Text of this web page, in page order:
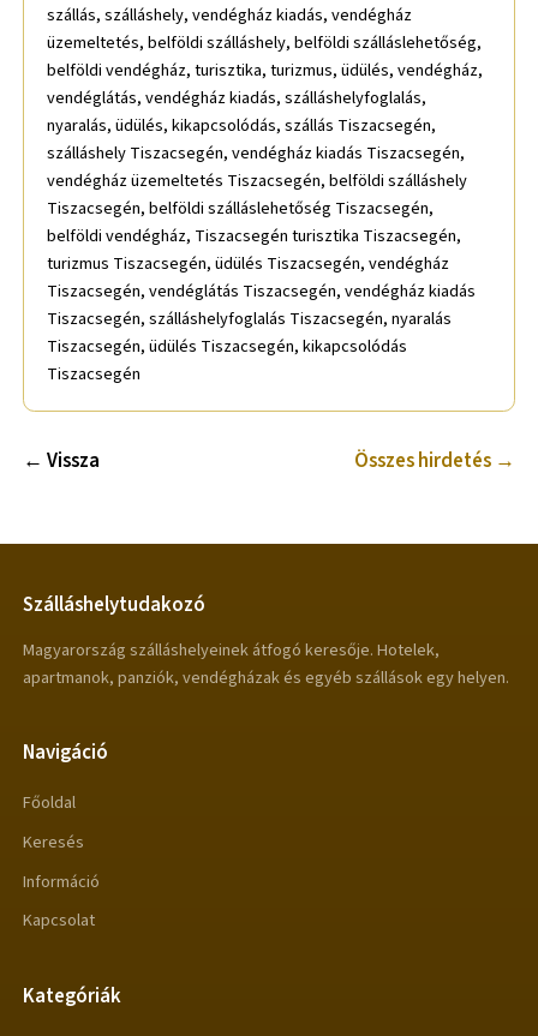
szállás, szálláshely, vendégház kiadás, vendégház
üzemeltetés, belföldi szálláshely, belföldi szálláslehetőség,
belföldi vendégház, turisztika, turizmus, üdülés, vendégház,
vendéglátás, vendégház kiadás, szálláshelyfoglalás,
nyaralás, üdülés, kikapcsolódás, szállás Tiszacsegén,
szálláshely Tiszacsegén, vendégház kiadás Tiszacsegén,
vendégház üzemeltetés Tiszacsegén, belföldi szálláshely
Tiszacsegén, belföldi szálláslehetőség Tiszacsegén,
belföldi vendégház, Tiszacsegén turisztika Tiszacsegén,
turizmus Tiszacsegén, üdülés Tiszacsegén, vendégház
Tiszacsegén, vendéglátás Tiszacsegén, vendégház kiadás
Tiszacsegén, szálláshelyfoglalás Tiszacsegén, nyaralás
Tiszacsegén, üdülés Tiszacsegén, kikapcsolódás
Tiszacsegén
← Vissza Összes hirdetés →
Szálláshelytudakozó
Magyarország szálláshelyeinek átfogó keresője. Hotelek,
apartmanok, panziók, vendégházak és egyéb szállások egy helyen.
Navigáció
Főoldal
Keresés
Információ
Kapcsolat
Kategóriák